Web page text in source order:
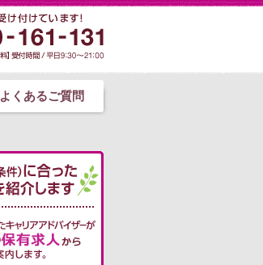
よくあるご質問